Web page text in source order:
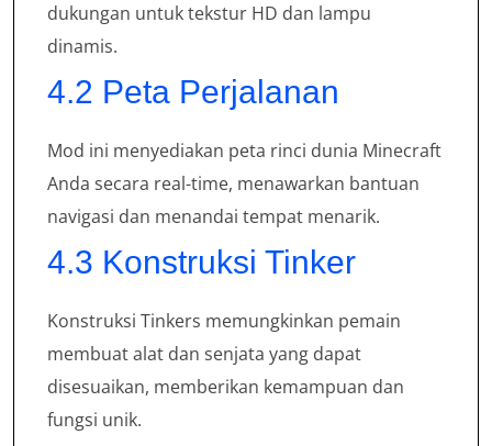
dukungan untuk tekstur HD dan lampu
dinamis.
4.2 Peta Perjalanan
Mod ini menyediakan peta rinci dunia Minecraft
Anda secara real-time, menawarkan bantuan
navigasi dan menandai tempat menarik.
4.3 Konstruksi Tinker
Konstruksi Tinkers memungkinkan pemain
membuat alat dan senjata yang dapat
disesuaikan, memberikan kemampuan dan
fungsi unik.